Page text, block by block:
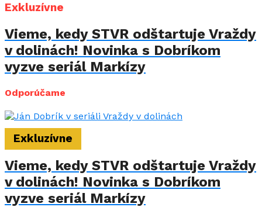
Exkluzívne
Vieme, kedy STVR odštartuje Vraždy
v dolinách! Novinka s Dobríkom
vyzve seriál Markízy
Odporúčame
Exkluzívne
Vieme, kedy STVR odštartuje Vraždy
v dolinách! Novinka s Dobríkom
vyzve seriál Markízy